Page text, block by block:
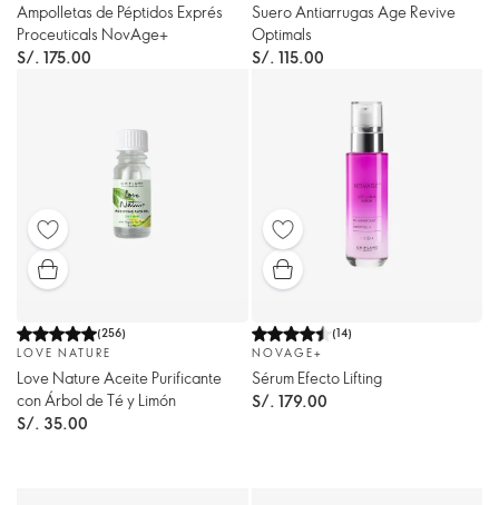
Ampolletas de Péptidos Exprés
Proceuticals NovAge+
S/. 175.00
Suero Antiarrugas Age Revive
Optimals
S/. 115.00
(256)
LOVE NATURE
Love Nature Aceite Purificante
con Árbol de Té y Limón
S/. 35.00
(14)
NOVAGE+
Sérum Efecto Lifting
S/. 179.00